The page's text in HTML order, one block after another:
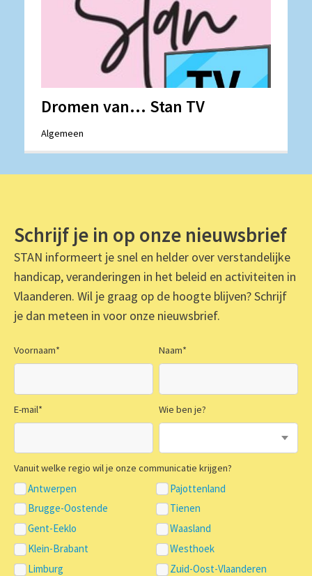
Dromen van... Stan TV
Algemeen
Schrijf je in op onze nieuwsbrief
STAN informeert je snel en helder over verstandelijke
handicap, veranderingen in het beleid en activiteiten in
Vlaanderen. Wil je graag op de hoogte blijven? Schrijf
je dan meteen in voor onze nieuwsbrief.
Voornaam* Naam*
E-mail* Wie ben je?
Vanuit welke regio wil je onze communicatie krijgen?
Antwerpen
Pajottenland
Brugge-Oostende
Tienen
Gent-Eeklo
Waasland
Klein-Brabant
Westhoek
Limburg
Zuid-Oost-Vlaanderen